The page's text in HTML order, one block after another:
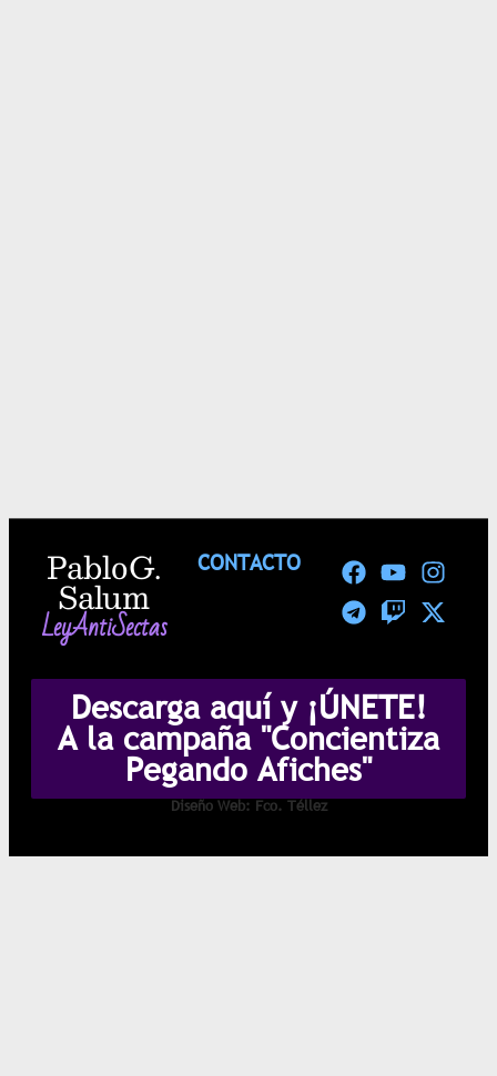
CONTACTO
Pablo G.
Salum
LeyAntiSectas
Descarga aquí y ¡ÚNETE!
A la campaña "Concientiza
Pegando Afiches"
Diseño Web: Fco. Téllez